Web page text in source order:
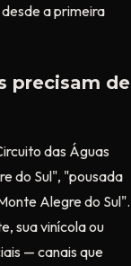
a primeira
precisam de
das Águas
do Sul", "pousada
Alegre do Sul".
sua vinícola ou
— canais que